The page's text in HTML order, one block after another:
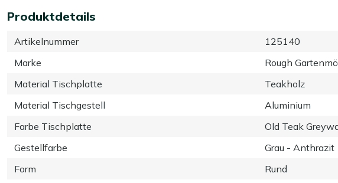
Produktdetails
Artikelnummer
125140
Marke
Rough
Material Tischplatte
Teakholz
Material Tischgestell
Aluminium
Farbe Tischplatte
Old Teak
Gestellfarbe
Grau - Anthrazit
Form
Rund